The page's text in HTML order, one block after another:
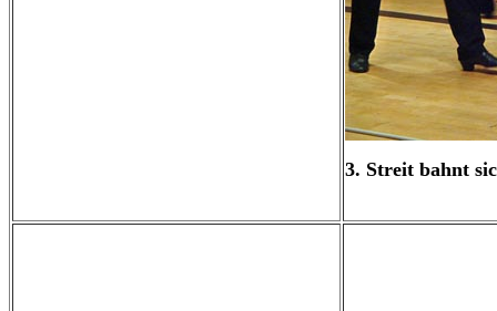
3. Streit bahnt